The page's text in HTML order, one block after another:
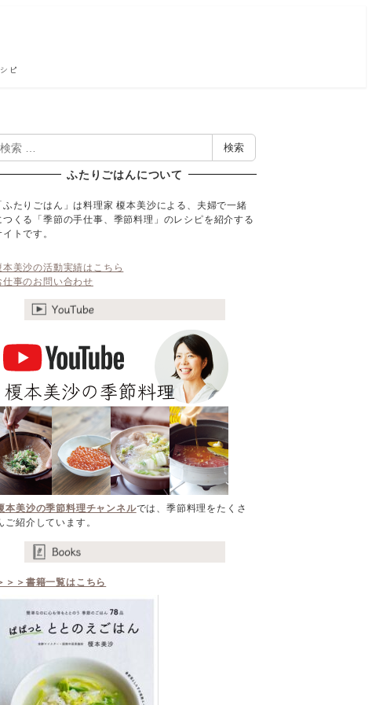
ピ
検索
ふたりごはんについて
ふたりごはん」は料理家 榎本美沙による、夫婦で一緒
つくる「季節の手仕事、季節料理」のレシピを紹介する
トです。
本美沙の活動実績はこちら
仕事のお問い合わせ
本美沙の季節料理チャンネルでは、季節料理をたくさ
ご紹介しています。
＞＞書籍一覧はこちら